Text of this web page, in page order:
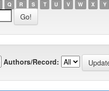
Q R S T U V W X Y
Authors/Record: